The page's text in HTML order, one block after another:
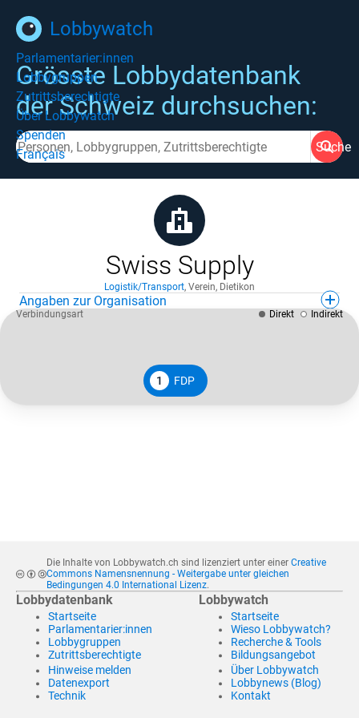
Lobbywatch
Parlamentarier:innen
Lobbygruppen
Zutrittsberechtigte
Über Lobbywatch
Spenden
Français
Grösste Lobbydatenbank
der Schweiz durchsuchen:
Suche
Swiss Supply
Logistik/Transport, Verein, Dietikon
Angaben zur Organisation
1 FDP
Verbindungsart Direkt Indirekt
Die Inhalte von Lobbywatch.ch sind lizenziert unter einer Creative
Commons Namensnennung - Weitergabe unter gleichen
Bedingungen 4.0 International Lizenz.
Lobbydatenbank
Startseite
Parlamentarier:innen
Lobbygruppen
Zutrittsberechtigte
Hinweise melden
Datenexport
Technik
Lobbywatch
Startseite
Wieso Lobbywatch?
Recherche & Tools
Bildungsangebot
Über Lobbywatch
Lobbynews (Blog)
Kontakt